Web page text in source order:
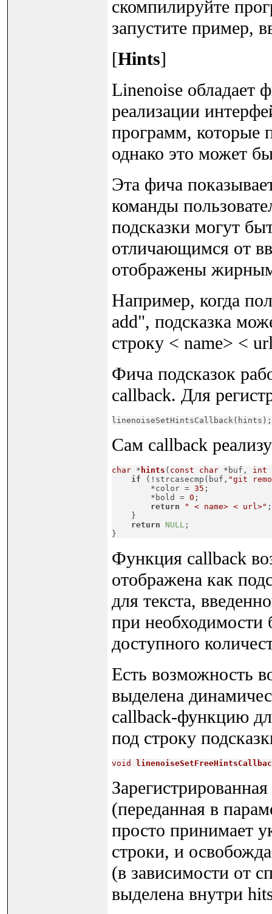
скомпилируйте
запустите пример,
[Hints]
Linenoise обладает
реализации
программ, которые
однако это может
Эта фича
команды
подсказки могут
отличающимся от
отображены
Например, когда
add", подсказка
строку < name> <
Фича подсказок
callback. Для
linenoiseSetHintsCallback(hints);
Сам callback
char * hints ( const char *buf, int
if (!strcasecmp(buf, "git
        *color =
35 ;
        *bold =
0 ;
return
" < name> < url>" ;
    }
return
NULL;
}
Функция callback
отображена как
для текста,
при необходимости
доступного
Есть возможность
выделена
callback-функцию
под строку
void
(переданная в
просто принимает
строки, и
(в зависимости от
выделена внутри